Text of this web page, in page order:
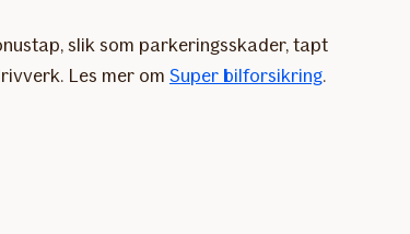
slik som parkeringsskader, tapt
Les mer om Super bilforsikring.